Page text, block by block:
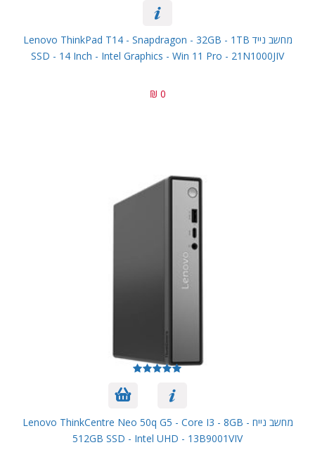
מחשב נייד Lenovo ThinkPad T14 - Snapdragon - 32GB - 1TB
SSD - 14 Inch - Intel Graphics - Win 11 Pro - 21N1000JIV
0 ₪
מחשב נייח Lenovo ThinkCentre Neo 50q G5 - Core I3 - 8GB -
512GB SSD - Intel UHD - 13B9001VIV